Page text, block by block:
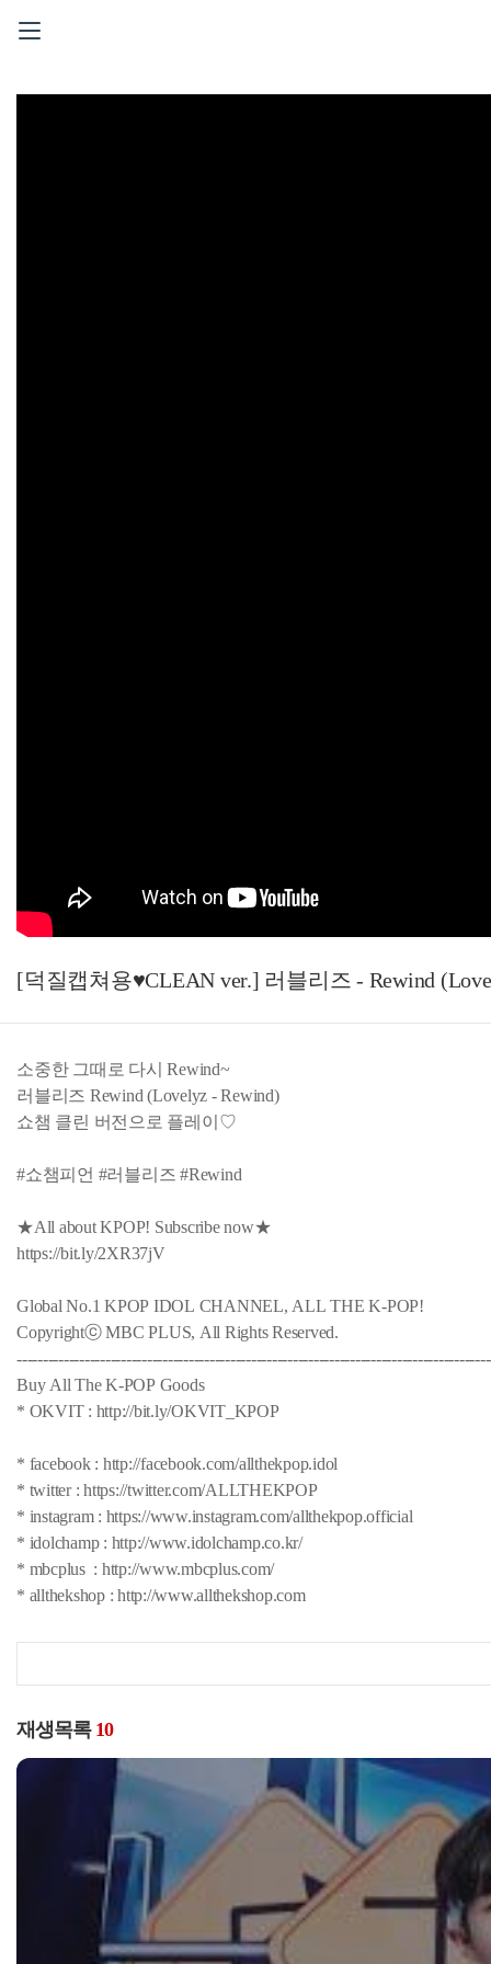
[덕질캡쳐용♥CLEAN ver.] 러블리즈 - Rewind
소중한 그때로 다시 Rewind~
러블리즈 Rewind (Lovelyz - Rewind)
쇼챔 클린 버전으로 플레이♡
#쇼챔피언 #러블리즈 #Rewind
★All about KPOP! Subscribe now★
https://bit.ly/2XR37jV
Global No.1 KPOP IDOL CHANNEL, ALL THE K-POP!
Copyrightⓒ MBC PLUS, All Rights Reserved.
Buy All The K-POP Goods
* OKVIT : http://bit.ly/OKVIT_KPOP
* facebook : http://facebook.com/allthekpop.idol
* twitter : https://twitter.com/ALLTHEKPOP
* instagram : https://www.instagram.com/allthekpop.official
* idolchamp : http://www.idolchamp.co.kr/
* mbcplus : http://www.mbcplus.com/
* allthekshop : http://www.allthekshop.com
재생목록 10